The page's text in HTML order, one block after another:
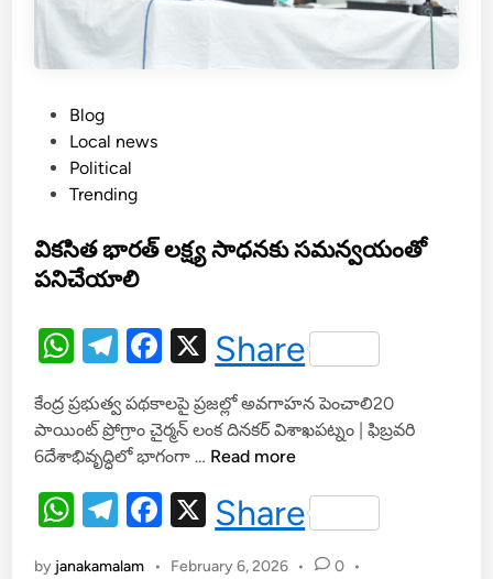
కా
d
i
Blog
Local news
Political
Trending
వికసిత భారత్ లక్ష్య సాధనకు సమన్వయంతో
పనిచేయాలి
W
at
s
A
p
p
T
e
gr
a
m
F
c
e
b
o
o
X
Share
కేంద్ర ప్రభుత్వ పథకాలపై ప్రజల్లో అవగాహన పెంచాలి20
పాయింట్ ప్రోగ్రాం చైర్మన్ లంక దినకర్ విశాఖపట్నం | ఫిబ్రవరి
6దేశాభివృద్ధిలో భాగంగా … వి
సి
త
భా
Read more
W T
F
X
Share
by janakamalam • February 6, 2026 • 0 •